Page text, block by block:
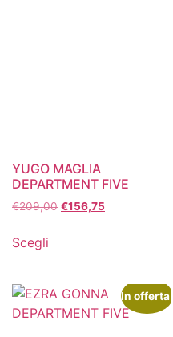
YUGO MAGLIA
DEPARTMENT FIVE
€209,00 €156,75
Scegli
In offerta!